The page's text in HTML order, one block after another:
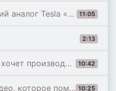
11:05
2» — и он великолепен.
2:13
10:42
электромобили.
10:25
настроить АВТОФОКУС Sony!